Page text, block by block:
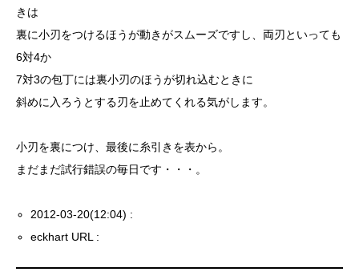
きは
裏に小刃をつけるほうが動きがスムーズですし、両刃といっても
6対4か
7対3の包丁には裏小刃のほうが切れ込むときに
斜めに入ろうとする刃を止めてくれる気がします。
小刃を裏につけ、最後に糸引きを表から。
まだまだ試行錯誤の毎日です・・・。
2012-03-20(12:04) :
eckhart URL :